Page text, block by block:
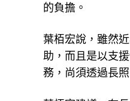
的負擔。
葉栢宏說，雖然
助，而且是以支
務，尚須透過長